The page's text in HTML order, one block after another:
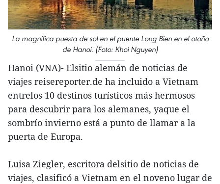
La magnífica puesta de sol en el puente Long Bien en el otoño
de Hanoi. (Foto: Khoi Nguyen)
Hanoi (VNA)- Elsitio alemán de noticias de
viajes reisereporter.de ha incluido a Vietnam
entrelos 10 destinos turísticos más hermosos
para descubrir para los alemanes, yaque el
sombrío invierno está a punto de llamar a la
puerta de Europa.
Luisa Ziegler, escritora delsitio de noticias de
viajes, clasificó a Vietnam en el noveno lugar de